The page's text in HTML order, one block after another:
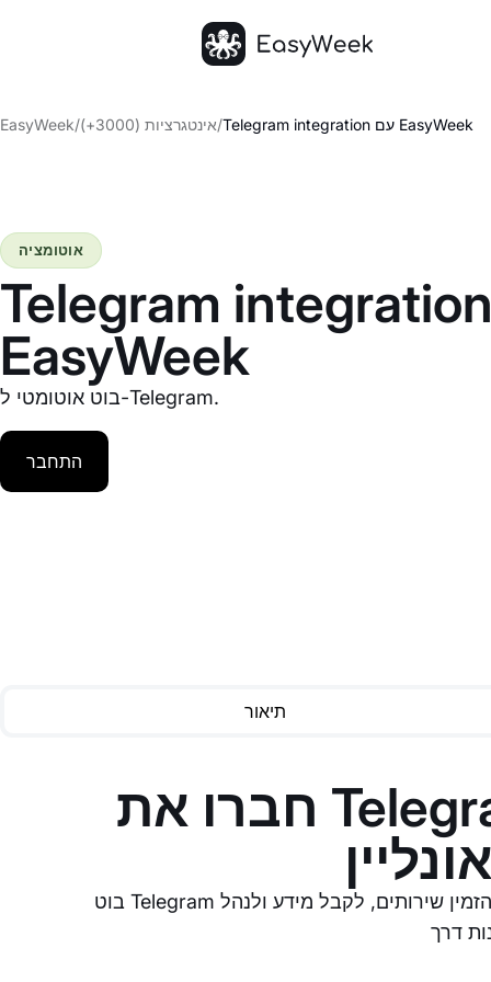
EasyWeek/ אינטגרציות (3000+)/ Telegram integration עם EasyWeek
Telegram integration עם
EasyWeek
בוט אוטומטי ל-Telegram.
אוטומציה
התחבר
תיאור
חברו את Telegram Bot לאפליקציית
בוט Telegram לאוטומציה של התקשורת עם לקוחות. מאפשר ללקוחות להזמין שירותים, לקבל מידע ולנהל